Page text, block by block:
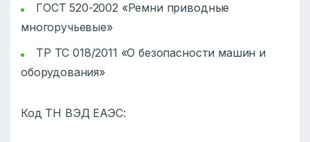
ГОСТ 520-2002 «Ремни приводные
многоручьевые»
ТР ТС 018/2011 «О безопасности машин и
оборудования»
Код ТН ВЭД ЕАЭС: